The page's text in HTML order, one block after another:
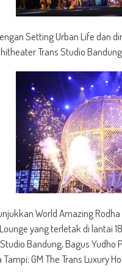
Setting Urban Life dan
Trans Studio Bandung.
World Amazing
yang terletak di lantai
Bandung, Bagus Yudho
GM The Trans Luxury